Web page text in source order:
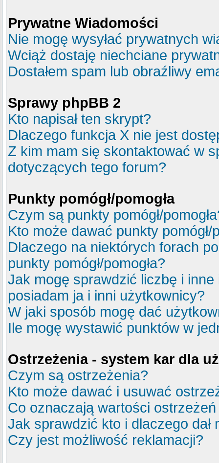
Prywatne Wiadomości
Nie mogę wysyłać prywatnych
Wciąż dostaję niechciane
Dostałem spam lub obraźliwy
Sprawy phpBB 2
Kto napisał ten skrypt?
Dlaczego funkcja X nie jest
Z kim mam się skontaktować w
dotyczących tego forum?
Punkty pomógł/pomogła
Czym są punkty pomógł/
Kto może dawać punkty pomógł/
Dlaczego na niektórych forach
punkty pomógł/pomogła?
Jak mogę sprawdzić liczbę i
posiadam ja i inni użytkownicy?
W jaki sposób mogę dać
Ile mogę wystawić punktów w
Ostrzeżenia - system kar dla
Czym są ostrzeżenia?
Kto może dawać i usuwać
Co oznaczają wartości
Jak sprawdzić kto i dlaczego dał
Czy jest możliwość reklamacji?